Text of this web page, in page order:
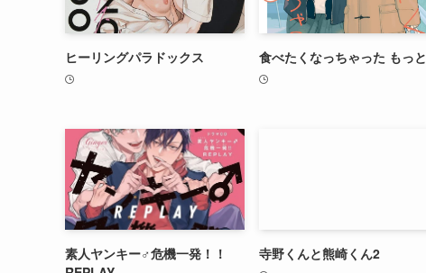
ヒーリングパラドックス 食べたくなっちゃった もっと
素人ヤンキー♂危機一発！！
寺野くんと熊崎くん2